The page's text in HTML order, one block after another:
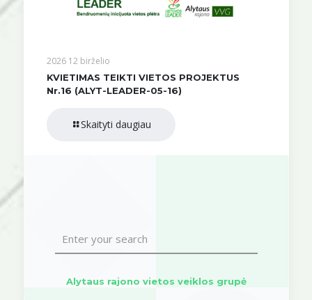
2026 12 birželio
KVIETIMAS TEIKTI VIETOS PROJEKTUS
Nr.16 (ALYT-LEADER-05-16)
Skaityti daugiau
Alytaus rajono vietos veiklos grupė